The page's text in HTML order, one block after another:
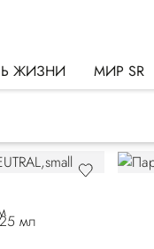
ЖИЗНИ МИР SR
мл